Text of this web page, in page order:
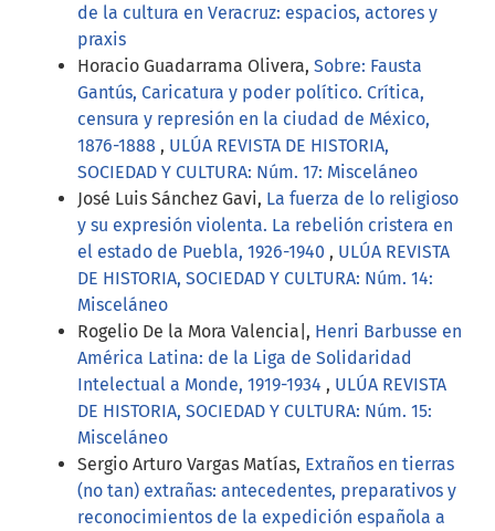
de la cultura en Veracruz: espacios, actores y
praxis
Horacio Guadarrama Olivera, Sobre: Fausta
Gantús, Caricatura y poder político. Crítica,
censura y represión en la ciudad de México,
1876-1888 , ULÚA REVISTA DE HISTORIA,
SOCIEDAD Y CULTURA: Núm. 17: Misceláneo
José Luis Sánchez Gavi, La fuerza de lo religioso
y su expresión violenta. La rebelión cristera en
el estado de Puebla, 1926-1940 , ULÚA REVISTA
DE HISTORIA, SOCIEDAD Y CULTURA: Núm. 14:
Misceláneo
Rogelio De la Mora Valencia|, Henri Barbusse en
América Latina: de la Liga de Solidaridad
Intelectual a Monde, 1919-1934 , ULÚA REVISTA
DE HISTORIA, SOCIEDAD Y CULTURA: Núm. 15:
Misceláneo
Sergio Arturo Vargas Matías, Extraños en tierras
(no tan) extrañas: antecedentes, preparativos y
reconocimientos de la expedición española a